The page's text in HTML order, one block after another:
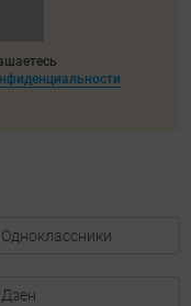
Одноклассники
Дзен